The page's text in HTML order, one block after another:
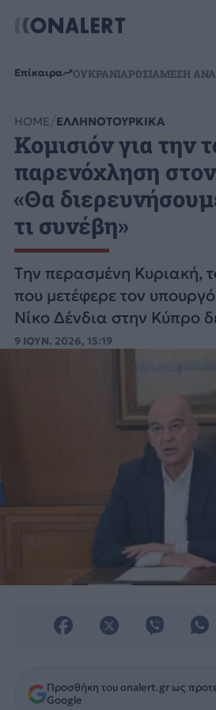
Επίκαιρα ΟΥΚΡΑΝΙΑΡΩΣΙΑΜΕΣΗ
HOME ΕΛΛΗΝΟΤΟΥΡΚΙΚΑ
Κομισιόν για την
παρενόχληση
«Θα
τι συνέβη»
Tην περασμένη Κυριακή,
που μετέφερε τον
Νίκο Δένδια στην Κύπρο
παρενόχληση δι'
9 ΙΟΥΝ. 2026, 15:19
Προσθήκη του onalert.gr ως
Google